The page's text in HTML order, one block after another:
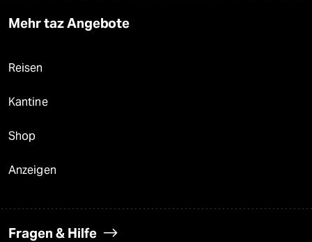
Mehr taz Angebote
Reisen
Kantine
Shop
Anzeigen
Fragen & Hilfe